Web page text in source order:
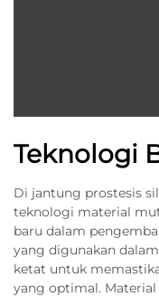
Teknologi
Di jantung prostesis
teknologi material
baru dalam
yang digunakan
ketat untuk
yang optimal.